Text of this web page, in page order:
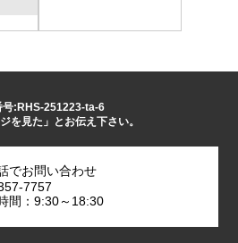
号:RHS-251223-ta-6
を見た」とお伝え下さい。
でお問い合わせ
7757
間：9:30～18:30